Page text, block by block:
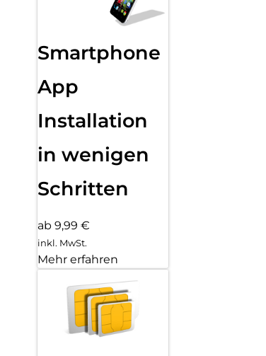
Smartphone
App
Installation
in wenigen
Schritten
ab 9,99 €
inkl. MwSt.
Mehr erfahren